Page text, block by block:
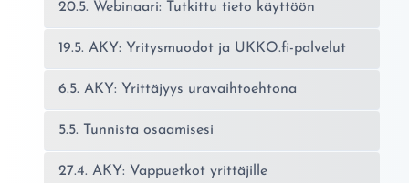
20.5. Webinaari: Tutkittu tieto käyttöön
19.5. AKY: Yritysmuodot ja UKKO.fi-palvelut
6.5. AKY: Yrittäjyys uravaihtoehtona
5.5. Tunnista osaamisesi
27.4. AKY: Vappuetkot yrittäjille